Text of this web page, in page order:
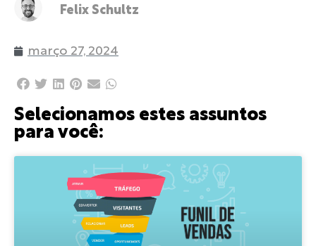
Felix Schultz
março 27, 2024
Selecionamos estes assuntos
para você: